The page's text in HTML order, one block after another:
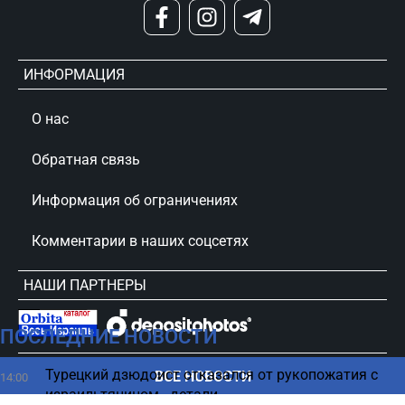
ПОСЛЕДНИЕ НОВОСТИ
14:00
Турецкий дзюдоист отказался от рукопожатия с
израильтянином - детали
ВСЕ НОВОСТИ
ИНФОРМАЦИЯ
О нас
Обратная связь
Информация об ограничениях
Комментарии в наших соцсетях
НАШИ ПАРТНЕРЫ
сursorinfo.co.il © Все права защищены